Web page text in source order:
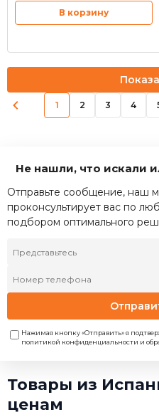
В корзину
1 2 3 4
Не нашли, что искали
Отправьте сообщение, наш
проконсультирует вас по
подбором оптимального
Нажимая кнопку «Отправить» я
политикой конфиденциальности и
Товары из
ценам